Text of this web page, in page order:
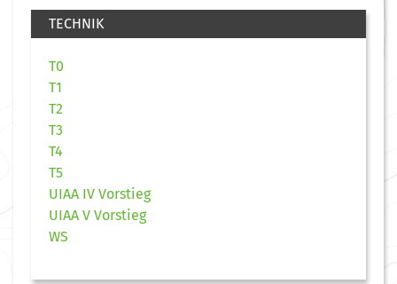
TECHNIK
T0
T1
T2
T3
T4
T5
UIAA IV Vorstieg
UIAA V Vorstieg
WS